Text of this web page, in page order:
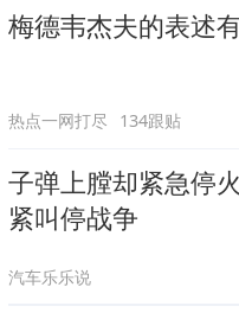
梅德韦杰夫的表述
热点一网打尽 134跟贴
子弹上膛却紧急停
紧叫停战争
汽车乐乐说